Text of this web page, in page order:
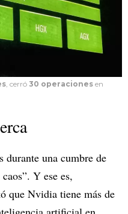
, cerró 30 operaciones en
durante una cumbre de
Y ese es,
que Nvidia tiene más de